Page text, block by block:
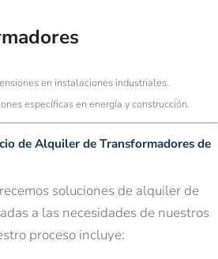
en instalaciones industriales.
específicas en energía y construcción.
de Alquiler de Transformadores de
soluciones de alquiler de
a las necesidades de nuestros
proceso incluye: